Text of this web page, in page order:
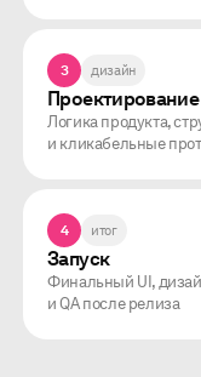
3 дизайн
Проектирование
Логика продукта,
и кликабельные
4 итог
Запуск
Финальный UI,
и QA после релиза